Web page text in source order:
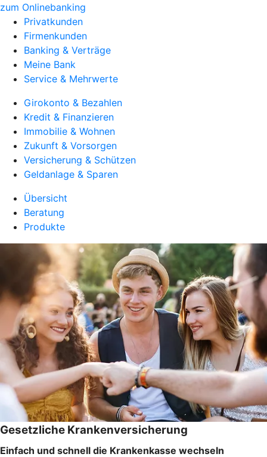
zum Onlinebanking
Privatkunden
Firmenkunden
Banking & Verträge
Meine Bank
Service & Mehrwerte
Girokonto & Bezahlen
Kredit & Finanzieren
Immobilie & Wohnen
Zukunft & Vorsorgen
Versicherung & Schützen
Geldanlage & Sparen
Übersicht
Beratung
Produkte
Gesetzliche Krankenversicherung
Einfach und schnell die Krankenkasse wechseln